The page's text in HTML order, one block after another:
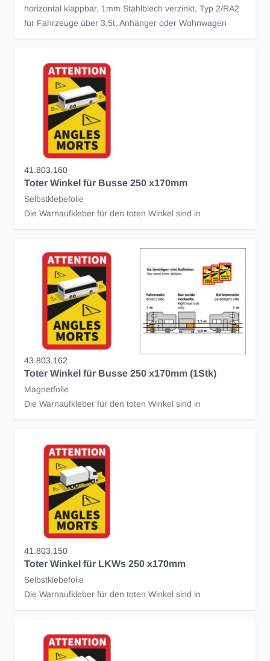
horizontal klappbar, 1mm Stahlblech verzinkt, Typ 2/RA2
für Fahrzeuge über 3,5t, Anhänger oder Wohnwagen
41.803.160
Toter Winkel für Busse 250 x170mm
Selbstklebefolie
Die Warnaufkleber für den toten Winkel sind in
43.803.162
Toter Winkel für Busse 250 x170mm (1Stk)
Magnetfolie
Die Warnaufkleber für den toten Winkel sind in
41.803.150
Toter Winkel für LKWs 250 x170mm
Selbstklebefolie
Die Warnaufkleber für den toten Winkel sind in